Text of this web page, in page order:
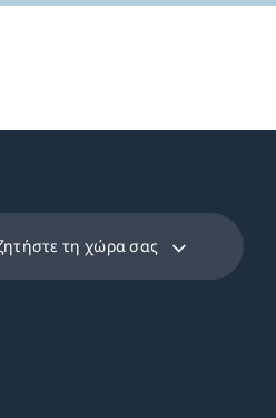
τη χώρα σας